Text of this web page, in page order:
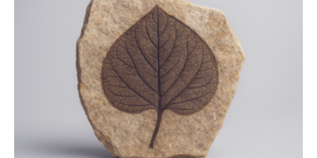
und Dr. Ismaila Francis Yusuf hat nun einen bislang
unbekannten Qualitätskontrollmechanismus des
peroxisomalen Proteintransports in der Bäckerhefe
Saccharomyces cerevisiae entdeckt, der für die
Funktionsfähigkeit der Organellen entscheidend ist. Die
Studie wurde am 28. Oktober 2025 in der
Fachzeitschrift…